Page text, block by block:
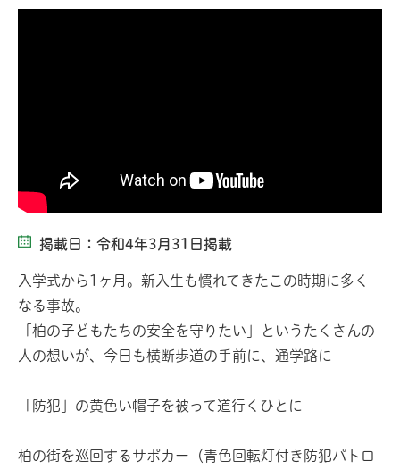
掲載日：令和4年3月31日掲載
入学式から1ヶ月。新入生も慣れてきたこの時期に多く
なる事故。
「柏の子どもたちの安全を守りたい」というたくさんの
人の想いが、今日も横断歩道の手前に、通学路に
「防犯」の黄色い帽子を被って道行くひとに
柏の街を巡回するサポカー（青色回転灯付き防犯パトロ